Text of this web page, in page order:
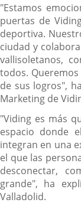
"Estamos
puertas de
deportiva.
ciudad y
vallisoletanos,
todos.
de sus logros",
Marketing de
"Viding es más
espacio donde
integran en una
el que las
desconectar,
grande", ha
Valladolid.